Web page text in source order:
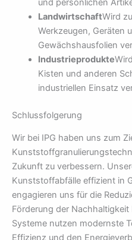
und persönlichen
LandwirtschaftWird
Werkzeugen, Geräten
Gewächshausfolien
Industrieprodukte
Kisten und anderen
industriellen Einsatz
Schlussfolgerung
Wir bei IPG haben uns zum
Zukunft zu verbessern.
Kunststoffabfälle effizient in
engagieren uns für die
Förderung der
Systeme nutzen modernste
Effizienz und den